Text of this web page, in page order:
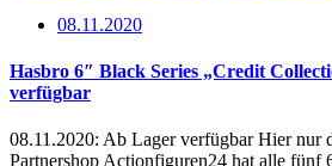
08.11.2020
Hasbro 6″ Black Series „Credit
verfügbar
08.11.2020: Ab Lager verfügbar Hier nur
Partnershop Actionfiguren24 hat alle